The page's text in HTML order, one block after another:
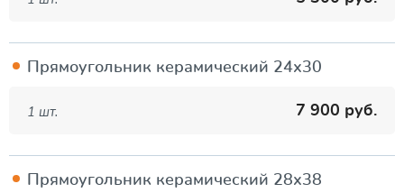
Прямоугольник керамический 24х30
1 шт. 7 900 руб.
Прямоугольник керамический 28х38